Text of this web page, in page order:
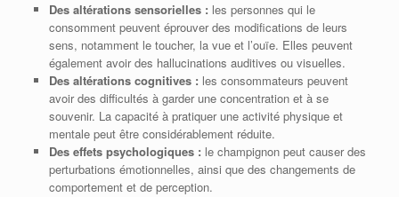
Des altérations sensorielles : les personnes qui le
consomment peuvent éprouver des modifications de leurs
sens, notamment le toucher, la vue et l’ouïe. Elles peuvent
également avoir des hallucinations auditives ou visuelles.
Des altérations cognitives : les consommateurs peuvent
avoir des difficultés à garder une concentration et à se
souvenir. La capacité à pratiquer une activité physique et
mentale peut être considérablement réduite.
Des effets psychologiques : le champignon peut causer des
perturbations émotionnelles, ainsi que des changements de
comportement et de perception.